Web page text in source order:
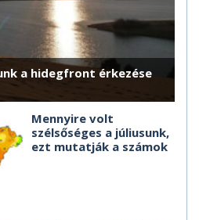
a hidegfront érkezése
Mennyire volt
szélsőséges a júliusunk,
ezt mutatják a számok